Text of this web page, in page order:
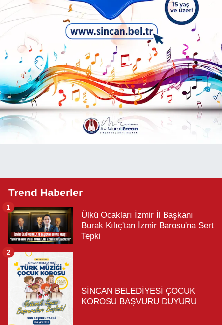
Trend Haberler
Ülkü Ocakları İzmir İl Başkanı
Burak Kılıç'tan İzmir Barosu'na Sert
Tepki
1
SİNCAN BELEDİYESİ ÇOCUK
KOROSU BAŞVURU DUYURU
2